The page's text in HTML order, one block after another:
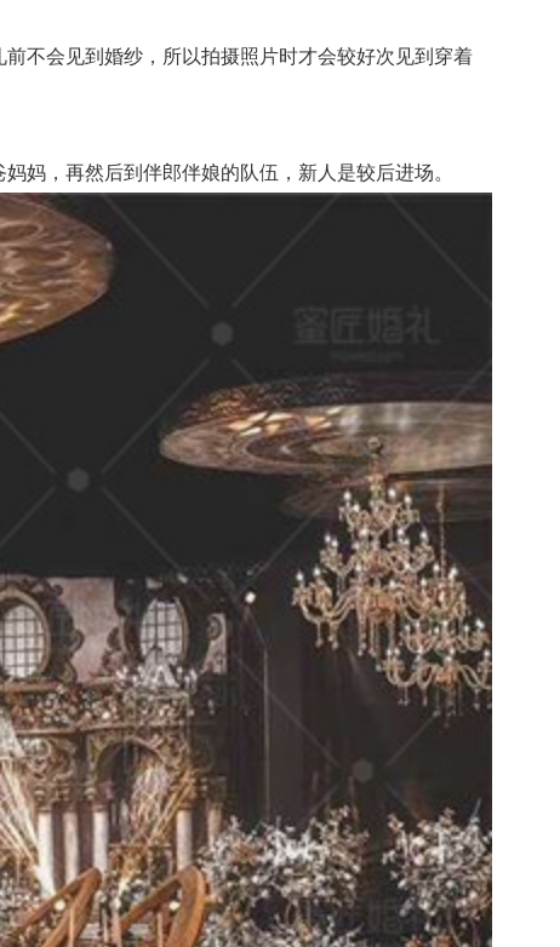
不会见到婚纱，所以拍摄照片时才会较好次见到穿着
，再然后到伴郎伴娘的队伍，新人是较后进场。